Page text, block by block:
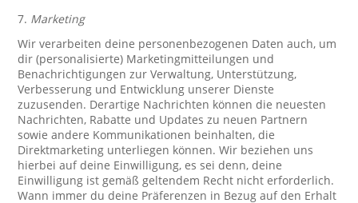
7. Marketing
Wir verarbeiten deine personenbezogenen Daten auch, um
dir (personalisierte) Marketingmitteilungen und
Benachrichtigungen zur Verwaltung, Unterstützung,
Verbesserung und Entwicklung unserer Dienste
zuzusenden. Derartige Nachrichten können die neuesten
Nachrichten, Rabatte und Updates zu neuen Partnern
sowie andere Kommunikationen beinhalten, die
Direktmarketing unterliegen können. Wir beziehen uns
hierbei auf deine Einwilligung, es sei denn, deine
Einwilligung ist gemäß geltendem Recht nicht erforderlich.
Wann immer du deine Präferenzen in Bezug auf den Erhalt